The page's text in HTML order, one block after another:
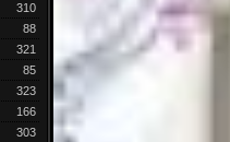
310
88
321
85
323
166
303